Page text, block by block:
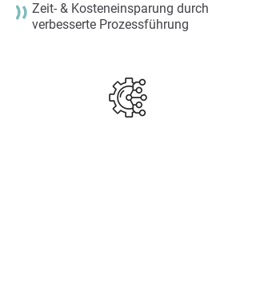
Zeit- & Kosteneinsparung durch
verbesserte Prozessführung